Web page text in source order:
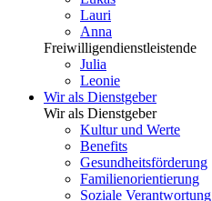
Lauri
Anna
Freiwilligendienstleistende
Julia
Leonie
Wir als Dienstgeber
Wir als Dienstgeber
Kultur und Werte
Benefits
Gesundheits­förderung
Familien­orientierung
Soziale Verantwortung